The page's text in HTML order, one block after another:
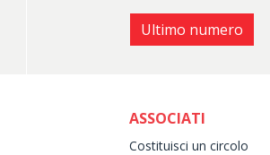
Ultimo numero
ASSOCIATI
Costituisci un circolo